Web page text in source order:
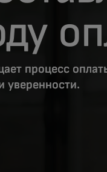
процесс
уверенности.